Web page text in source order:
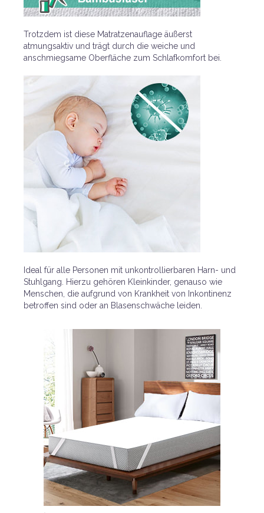
Trotzdem ist diese Matratzenauflage äußerst
atmungsaktiv und trägt durch die weiche und
anschmiegsame Oberfläche zum Schlafkomfort bei.
Ideal für alle Personen mit unkontrollierbaren Harn- und
Stuhlgang. Hierzu gehören Kleinkinder, genauso wie
Menschen, die aufgrund von Krankheit von Inkontinenz
betroffen sind oder an Blasenschwäche leiden.